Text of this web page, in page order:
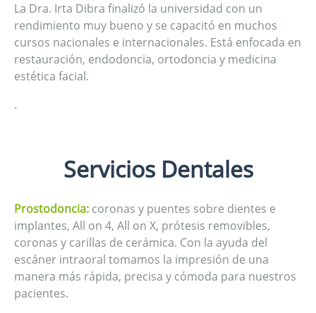
La Dra. Irta Dibra finalizó la universidad con un
rendimiento muy bueno y se capacitó en muchos
cursos nacionales e internacionales. Está enfocada en
restauración, endodoncia, ortodoncia y medicina
estética facial.
.
Servicios Dentales
Prostodoncia: coronas y puentes sobre dientes e
implantes, All on 4, All on X, prótesis removibles,
coronas y carillas de cerámica. Con la ayuda del
escáner intraoral tomamos la impresión de una
manera más rápida, precisa y cómoda para nuestros
pacientes.